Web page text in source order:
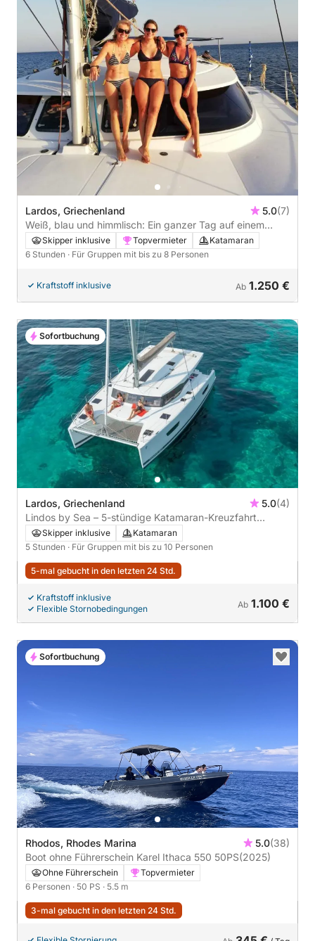
Lardos, Griechenland 5.0(7)
Weiß, blau und himmlisch: Ein ganzer Tag auf einem
Katamaran
Skipper inklusive Topvermieter
Katamaran
6 Stunden · Für Gruppen mit bis zu 8 Personen
Kraftstoff inklusive Ab 1.250 €
Lardos, Griechenland 5.0(4)
Lindos by Sea – 5-stündige Katamaran-Kreuzfahrt
entlang der Ostküste
Skipper inklusive
Katamaran
5 Stunden · Für Gruppen mit bis zu 10 Personen
5-mal gebucht in den letzten 24 Std.
Kraftstoff inklusive
Flexible Stornobedingungen
Ab 1.100 €
Sofortbuchung
Rhodos, Rhodes Marina 5.0(38)
Boot ohne Führerschein Karel Ithaca 550 50PS(2025)
Ohne Führerschein
Topvermieter
6 Personen · 50 PS · 5.5 m
3-mal gebucht in den letzten 24 Std.
Sofortbuchung